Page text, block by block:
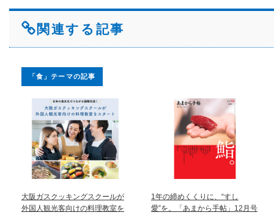
関連する記事
「食」テーマの記事
大阪ガスクッキングスクールが
外国人観光客向けの料理教室を
1年の締めくくりに、“すし
愛”を。「あまから手帖」12月号